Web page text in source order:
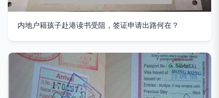
内地户籍孩子赴港读书受阻，签证申请出路何在？